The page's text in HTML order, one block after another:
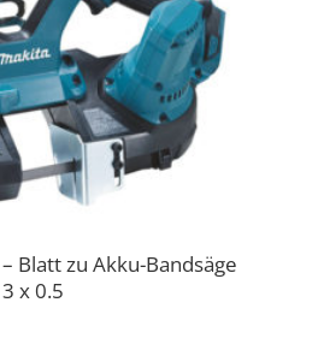
Blatt zu Akku-Bandsäge
x 0.5